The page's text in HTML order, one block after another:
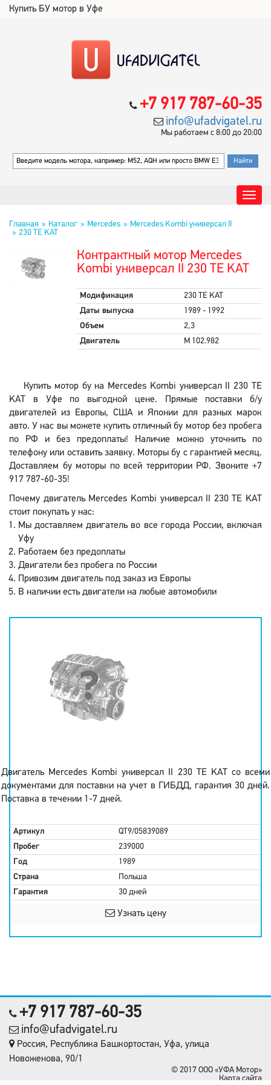
Купить БУ мотор в Уфе
+7 917 787-60-35
info@ufadvigatel.ru
Мы работаем с 8:00 до 20:00
Главная Каталог Mercedes
Mercedes Kombi универсал II
230 TE KAT
Контрактный мотор Mercedes
Kombi универсал II 230 TE KAT
Модификация
230 TE KAT
Даты выпуска
1989 - 1992
Объем
2,3
Двигатель
M 102.982
Купить мотор бу на Mercedes Kombi универсал II 230 TE
KAT в Уфе по выгодной цене. Прямые поставки б/у
двигателей из Европы, США и Японии для разных марок
авто. У нас вы можете купить отличный бу мотор без пробега
по РФ и без предоплаты! Наличие можно уточнить по
телефону или оставить заявку. Моторы бу с гарантией месяц.
Доставляем бу моторы по всей территории РФ. Звоните +7
917 787-60-35!
Почему двигатель Mercedes Kombi универсал II 230 TE KAT
стоит покупать у нас:
Мы доставляем двигатель во все города России, включая
Уфу
Работаем без предоплаты
Двигатели без пробега по России
Привозим двигатель под заказ из Европы
В наличии есть двигатели на любые автомобили
Двигатель Mercedes Kombi универсал II 230 TE KAT со всеми
документами для поставки на учет в ГИБДД, гарантия 30 дней.
Поставка в течении 1-7 дней.
Артикул
QT9/05839089
Пробег
239000
Год
1989
Страна
Польша
Гарантия
30 дней
Узнать цену
+7 917 787-60-35
info@ufadvigatel.ru
Россия, Республика Башкортостан, Уфа, улица
Новоженова, 90/1
© 2017 OOO «УФА Мотор»
Карта сайта